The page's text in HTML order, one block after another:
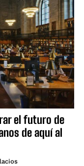
el futuro de
de aquí al